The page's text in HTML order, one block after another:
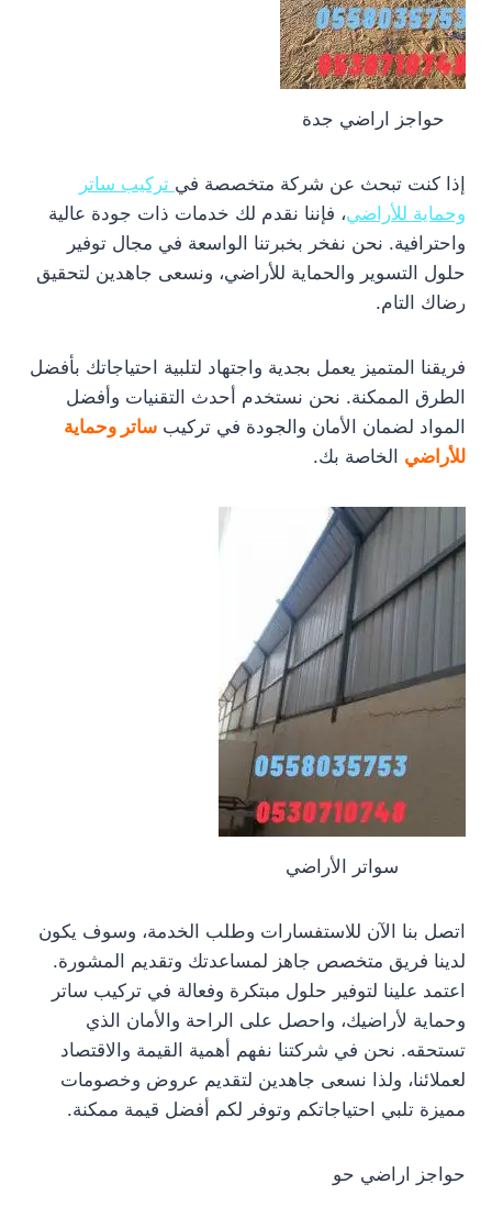
حواجز اراضي جدة
إذا كنت تبحث عن شركة متخصصة في تركيب ساتر
وحماية للأراضي، فإننا نقدم لك خدمات ذات جودة عالية
واحترافية. نحن نفخر بخبرتنا الواسعة في مجال توفير
حلول التسوير والحماية للأراضي، ونسعى جاهدين لتحقيق
رضاك التام.
فريقنا المتميز يعمل بجدية واجتهاد لتلبية احتياجاتك بأفضل
الطرق الممكنة. نحن نستخدم أحدث التقنيات وأفضل
المواد لضمان الأمان والجودة في تركيب ساتر وحماية
للأراضي الخاصة بك.
سواتر الأراضي
اتصل بنا الآن للاستفسارات وطلب الخدمة، وسوف يكون
لدينا فريق متخصص جاهز لمساعدتك وتقديم المشورة.
اعتمد علينا لتوفير حلول مبتكرة وفعالة في تركيب ساتر
وحماية لأراضيك، واحصل على الراحة والأمان الذي
تستحقه. نحن في شركتنا نفهم أهمية القيمة والاقتصاد
لعملائنا، ولذا نسعى جاهدين لتقديم عروض وخصومات
مميزة تلبي احتياجاتكم وتوفر لكم أفضل قيمة ممكنة.
حواجز اراضي حو